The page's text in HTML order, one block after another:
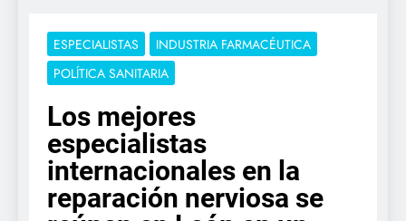
ESPECIALISTAS
INDUSTRIA FARMACÉUTICA
POLÍTICA SANITARIA
Los mejores
especialistas
internacionales en la
reparación nerviosa se